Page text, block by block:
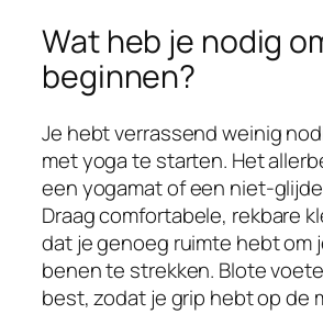
Wat heb je nodig
beginnen?
Je hebt verrassend weinig
met yoga te starten. Het
een yogamat of een niet-
Draag comfortabele, rekbare
dat je genoeg ruimte hebt om
benen te strekken. Blote
best, zodat je grip hebt op de